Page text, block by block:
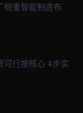
侧重智能制造布
可行按核心 4步实